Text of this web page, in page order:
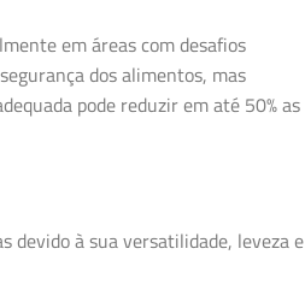
em áreas com desafios
dos alimentos, mas
pode reduzir em até 50% as
devido à sua versatilidade, leveza e